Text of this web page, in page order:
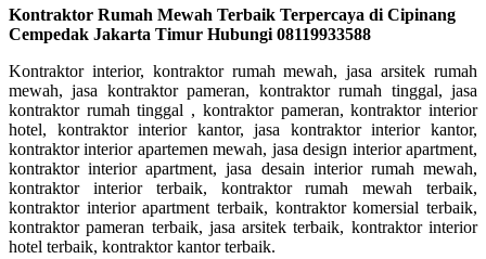
Kontraktor Rumah Mewah Terbaik Terpercaya di Cipinang
Cempedak Jakarta Timur Hubungi 08119933588
Kontraktor interior, kontraktor rumah mewah, jasa arsitek rumah
mewah, jasa kontraktor pameran, kontraktor rumah tinggal, jasa
kontraktor rumah tinggal , kontraktor pameran, kontraktor interior
hotel, kontraktor interior kantor, jasa kontraktor interior kantor,
kontraktor interior apartemen mewah, jasa design interior apartment,
kontraktor interior apartment, jasa desain interior rumah mewah,
kontraktor interior terbaik, kontraktor rumah mewah terbaik,
kontraktor interior apartment terbaik, kontraktor komersial terbaik,
kontraktor pameran terbaik, jasa arsitek terbaik, kontraktor interior
hotel terbaik, kontraktor kantor terbaik.